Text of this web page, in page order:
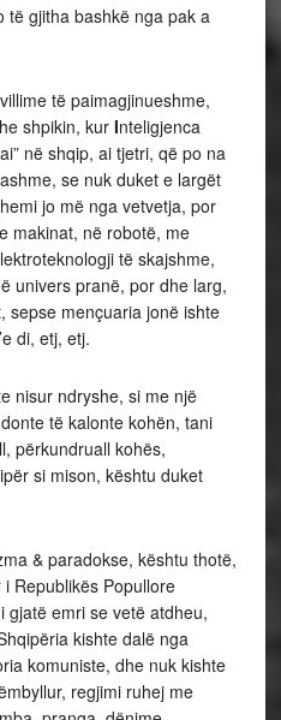
të gjitha bashkë nga pak a
të paimagjinueshme,
shpikin, kur Inteligjenca
në shqip, ai tjetri, që po na
se nuk duket e largët
jo më nga vetvetja, por
makinat, në robotë, me
të skajshme,
univers pranë, por dhe larg,
sepse mençuaria jonë ishte
di, etj, etj.
nisur ndryshe, si me një
të kalonte kohën, tani
përkundruall kohës,
si mison, kështu duket
& paradokse, kështu thotë,
Republikës Popullore
gjatë emri se vetë atdheu,
kishte dalë nga
komuniste, dhe nuk kishte
regjimi ruhej me